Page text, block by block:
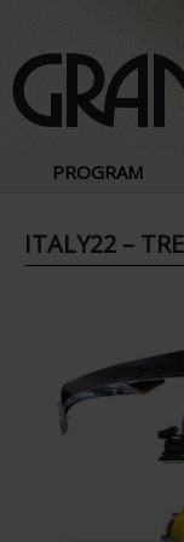
PROGRAM
ITALY22 –